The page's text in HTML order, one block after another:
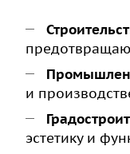
и
эстетику и